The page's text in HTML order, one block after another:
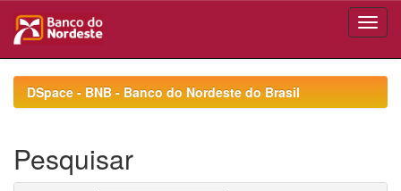
navigationDSpace - BNB - Banco do Nordeste do Brasil
Pesquisar